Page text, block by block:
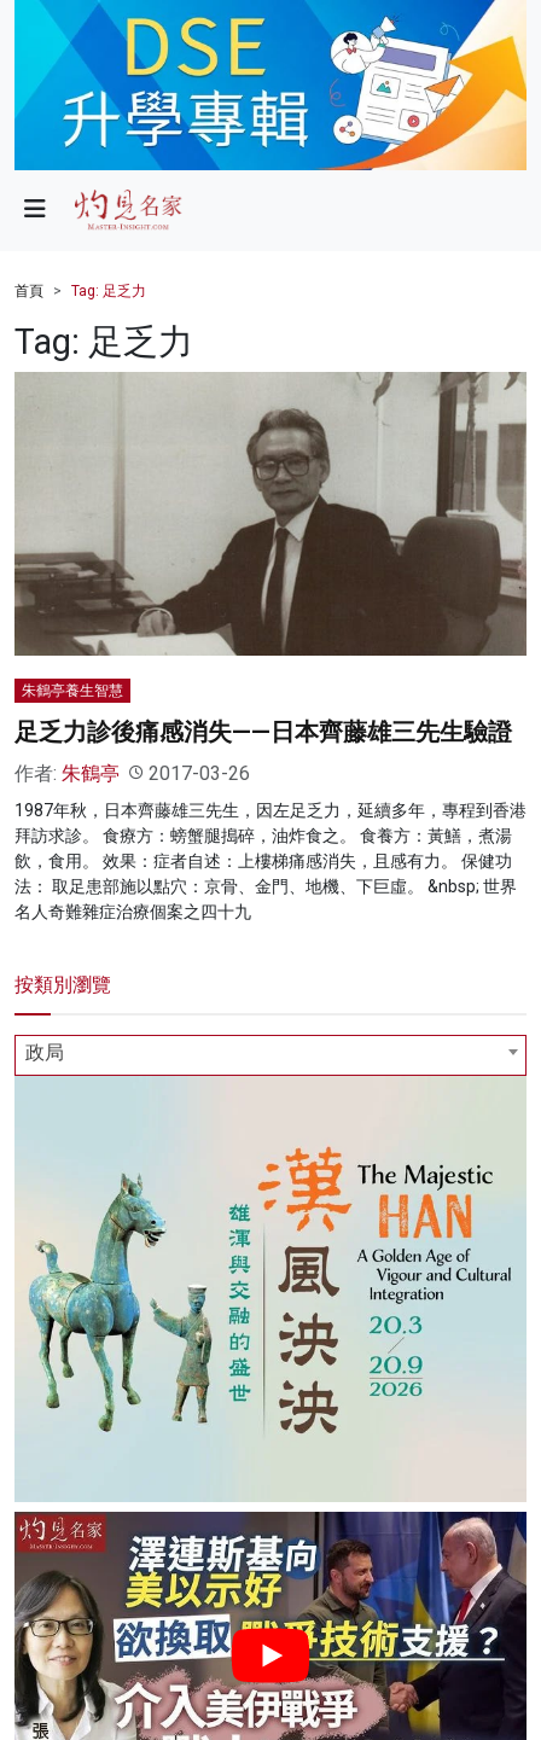
政局
財經
健康
名家榜
灼見活動
關於我們
首頁 Tag: 足乏力
Tag: 足乏力
朱鶴亭養生智慧
足乏力診後痛感消失——日本齊藤雄三先生驗證
作者: 朱鶴亭 2017-03-26
1987年秋，日本齊藤雄三先生，因左足乏力，延續多年，專程到香港
拜訪求診。 食療方：螃蟹腿搗碎，油炸食之。 食養方：黃鱔，煮湯
飲，食用。 效果：症者自述：上樓梯痛感消失，且感有力。 保健功
法： 取足患部施以點穴：京骨、金門、地機、下巨虛。 &nbsp; 世界
名人奇難雜症治療個案之四十九
按類別瀏覽
政局